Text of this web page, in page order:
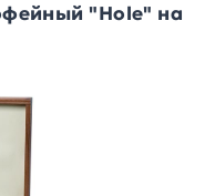
"Hole" на